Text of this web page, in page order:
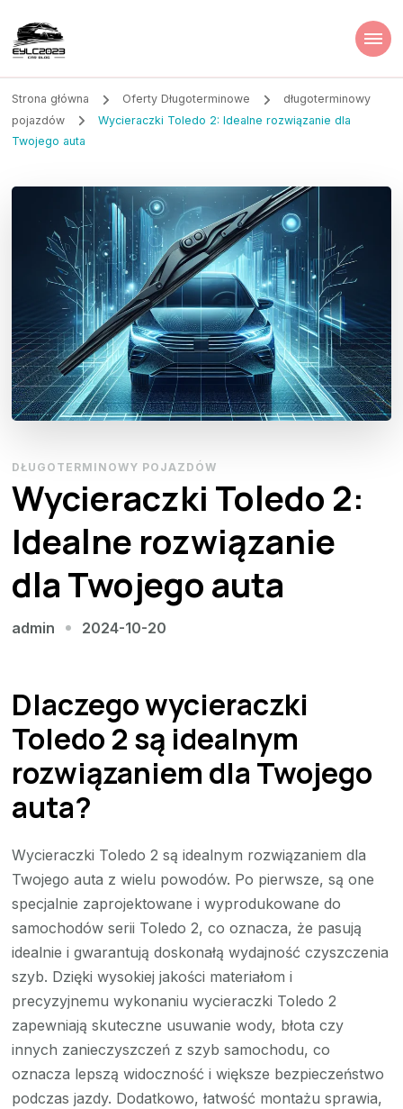
Strona główna Oferty Długoterminowe
długoterminowy
pojazdów
Wycieraczki Toledo 2: Idealne rozwiązanie dla
Twojego auta
DŁUGOTERMINOWY POJAZDÓW
Wycieraczki Toledo 2:
Idealne rozwiązanie
dla Twojego auta
admin 2024-10-20
Dlaczego wycieraczki
Toledo 2 są idealnym
rozwiązaniem dla Twojego
auta?
Wycieraczki Toledo 2 są idealnym rozwiązaniem dla
Twojego auta z wielu powodów. Po pierwsze, są one
specjalnie zaprojektowane i wyprodukowane do
samochodów serii Toledo 2, co oznacza, że pasują
idealnie i gwarantują doskonałą wydajność czyszczenia
szyb. Dzięki wysokiej jakości materiałom i
precyzyjnemu wykonaniu wycieraczki Toledo 2
zapewniają skuteczne usuwanie wody, błota czy
innych zanieczyszczeń z szyb samochodu, co
oznacza lepszą widoczność i większe bezpieczeństwo
podczas jazdy. Dodatkowo, łatwość montażu sprawia,